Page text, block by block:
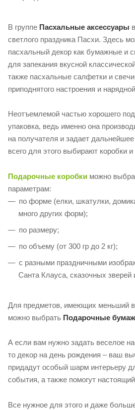
В группе Пасхальные аксессуары
светлого праздника Пасхи. Здесь
пасхальный декор как бумажные и
для запекания вкусной
также пасхальные салфетки и
приподнятого настроения и
Неотъемлемой частью хорошего
упаковка, ведь именно она
на получателя и задает
всего для этого выбирают коробки и
Подарочные коробки можно
параметрам:
по форме (елки, шкатулки,
много других форм);
по размеру;
по объему (от 300 гр до 2 кг);
с разными праздничными
Санта Клауса, сказочных зверей
Для предметов, имеющих меньший
можно выбрать Подарочные
А если вам нужно задать веселое
то декор на день рождения – ваш
придадут особый шарм интерьеру
события, а также помогут
Все нужное для этого и даже